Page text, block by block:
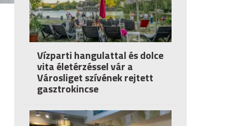
Vízparti hangulattal és dolce
vita életérzéssel vár a
Városliget szívének rejtett
gasztrokincse